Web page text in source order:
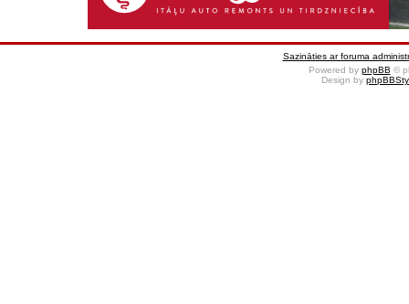
Sazināties ar foruma
Powered by phpBB ©
Design by